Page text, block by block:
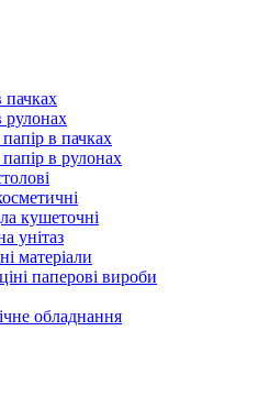
в пачках
в рулонах
кушеточні
унітаз
матеріали
паперові вироби
обладнання